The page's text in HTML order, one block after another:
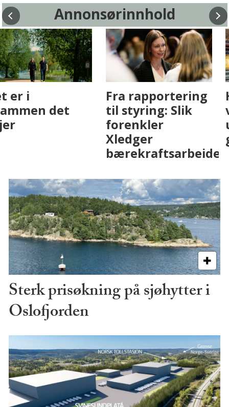
Annonsørinnhold
Fenistra endrer
eiendomsbransjen
med AI. Slik ser vi
Det er i
Drammen det
skjer
Sterk prisøkning på sjøhytter i
Oslofjorden